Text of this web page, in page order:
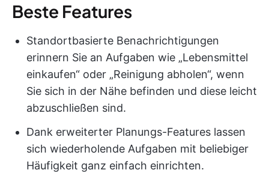
Beste Features
Standortbasierte Benachrichtigungen
erinnern Sie an Aufgaben wie „Lebensmittel
einkaufen“ oder „Reinigung abholen“, wenn
Sie sich in der Nähe befinden und diese leicht
abzuschließen sind.
Dank erweiterter Planungs-Features lassen
sich wiederholende Aufgaben mit beliebiger
Häufigkeit ganz einfach einrichten.